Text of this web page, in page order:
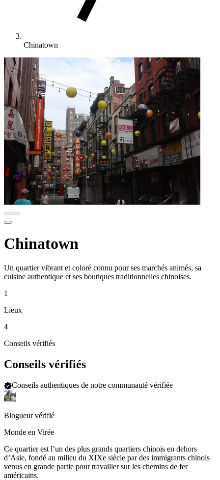
Chinatown
Chinatown
Un quartier vibrant et coloré connu pour ses marchés animés, sa
cuisine authentique et ses boutiques traditionnelles chinoises.
1
Lieux
4
Conseils vérifiés
Conseils vérifiés
Conseils authentiques de notre communauté vérifiée
Blogueur vérifié
Monde en Virée
Ce quartier est l’un des plus grands quartiers chinois en dehors
d’Asie, fondé au milieu du XIXe siècle par des immigrants chinois
venus en grande partie pour travailler sur les chemins de fer
américains.